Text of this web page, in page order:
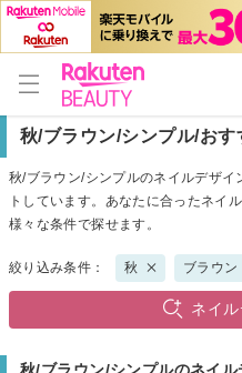
秋/ブラウン/シンプル/お
秋/ブラウン/シンプルのネイルデザ
トしています。あなたに合ったネイ
様々な条件で探せます。
絞り込み条件： 秋 ブラウン
ネイ